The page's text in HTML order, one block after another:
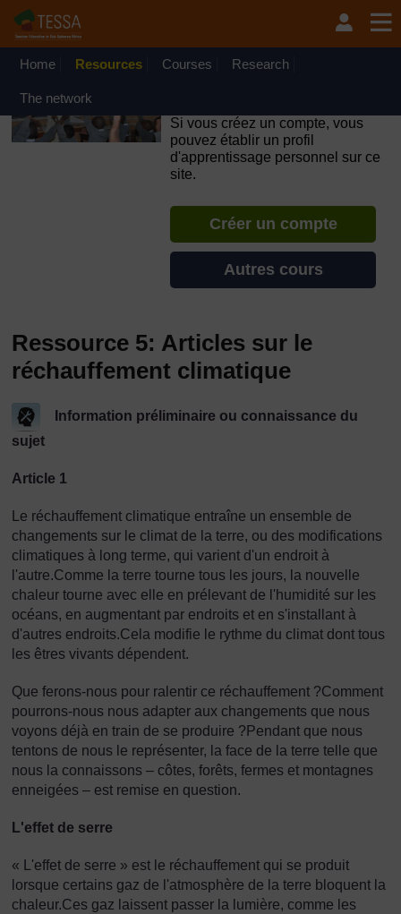
Passer au contenu principal
OpenLearn Create will be unavailable on Wednesday 12
August 2026 from 8am to 10.30am (GMT) due to routine
Home Resources Courses Research
The network
Si vous créez un compte, vous
pouvez établir un profil
d'apprentissage personnel sur ce
site.
Créer un compte
Autres cours
Ressource 5: Articles sur le
réchauffement climatique
Information préliminaire ou connaissance du
sujet
Article 1
Le réchauffement climatique entraîne un ensemble de
changements sur le climat de la terre, ou des modifications
climatiques à long terme, qui varient d'un endroit à
l'autre.Comme la terre tourne tous les jours, la nouvelle
chaleur tourne avec elle en prélevant de l'humidité sur les
océans, en augmentant par endroits et en s'installant à
d'autres endroits.Cela modifie le rythme du climat dont tous
les êtres vivants dépendent.
Que ferons-nous pour ralentir ce réchauffement ?Comment
pourrons-nous nous adapter aux changements que nous
voyons déjà en train de se produire ?Pendant que nous
tentons de nous le représenter, la face de la terre telle que
nous la connaissons – côtes, forêts, fermes et montagnes
enneigées – est remise en question.
L'effet de serre
« L'effet de serre » est le réchauffement qui se produit
lorsque certains gaz de l'atmosphère de la terre bloquent la
chaleur.Ces gaz laissent passer la lumière, comme les